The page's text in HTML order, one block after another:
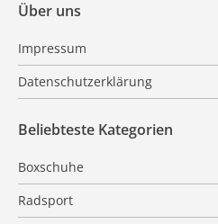
Über uns
Impressum
Datenschutzerklärung
Beliebteste Kategorien
Boxschuhe
Radsport